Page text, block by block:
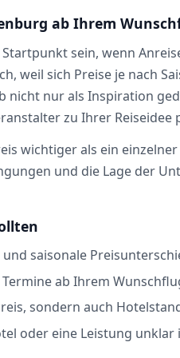
ab Ihrem
sein, wenn
weil sich Preise je nach
nicht nur als Inspiration
zu Ihrer Reiseidee
wichtiger als ein
und die Lage der
und saisonale
ab Ihrem
sondern auch
oder eine Leistung